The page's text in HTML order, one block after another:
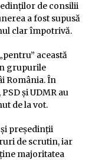
de consilii
a fost supusă
clar împotrivă.
această
grupurile
România. În
și UDMR au
de la vot.
președinții
de scrutin, iar
majoritatea